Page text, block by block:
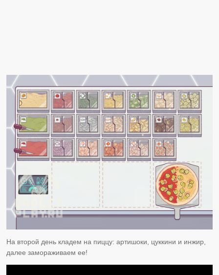
На второй день кладем на пиццу: артишоки, цуккини и инжир,
далее замораживаем ее!